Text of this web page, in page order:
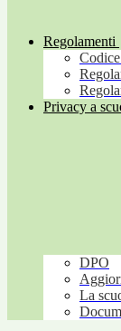
Regolamenti
Privacy a
DPO
La